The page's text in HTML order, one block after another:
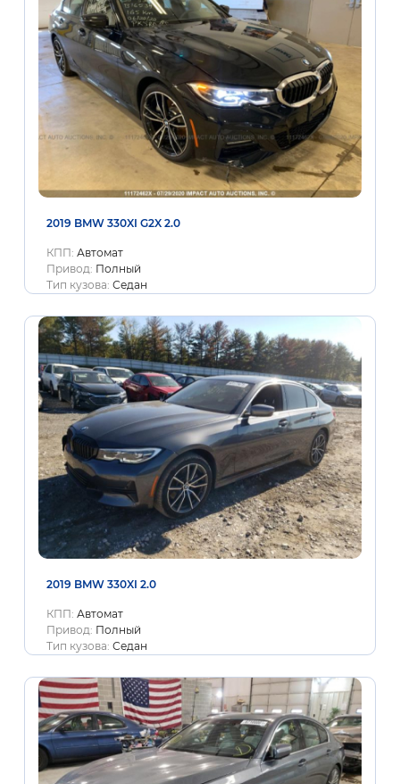
2019 BMW 330XI G2X 2.0
КПП: Автомат
Привод: Полный
Тип кузова: Седан
2019 BMW 330XI 2.0
КПП: Автомат
Привод: Полный
Тип кузова: Седан